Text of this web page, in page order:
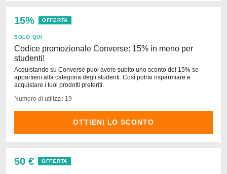
15% OFFERTA
SOLO QUI
Codice promozionale Converse: 15% in meno per
studenti!
Acquistando su Converse puoi avere subito uno sconto del 15% se
appartieni alla categoria degli studenti. Così potrai risparmiare e
acquistare i tuoi prodotti preferiti.
Numero di utilizzi: 19
OTTIENI LO SCONTO
50 € OFFERTA